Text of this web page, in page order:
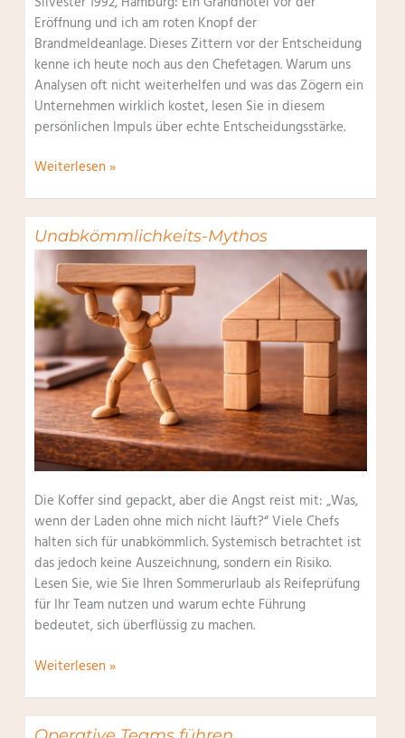
Eröffnung und ich am roten Knopf der
Brandmeldeanlage. Dieses Zittern vor der Entscheidung
kenne ich heute noch aus den Chefetagen. Warum uns
Analysen oft nicht weiterhelfen und was das Zögern ein
Unternehmen wirklich kostet, lesen Sie in diesem
persönlichen Impuls über echte Entscheidungsstärke.
Entscheidungsstärke
Weiterlesen »
Unabkömmlichkeits-Mythos
Die Koffer sind gepackt, aber die Angst reist mit: „Was,
wenn der Laden ohne mich nicht läuft?“ Viele Chefs
halten sich für unabkömmlich. Systemisch betrachtet ist
das jedoch keine Auszeichnung, sondern ein Risiko.
Lesen Sie, wie Sie Ihren Sommerurlaub als Reifeprüfung
für Ihr Team nutzen und warum echte Führung
bedeutet, sich überflüssig zu machen.
Unabkömmlichkeits-
Weiterlesen »